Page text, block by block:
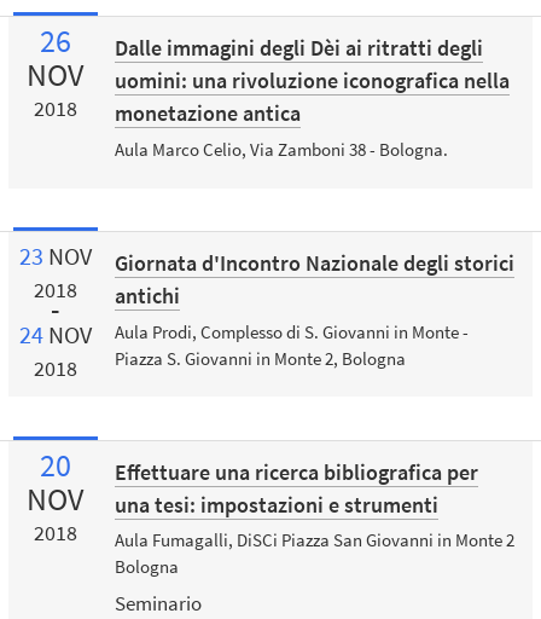
26
NOV
2018
Dalle immagini degli Dèi ai ritratti degli
uomini: una rivoluzione iconografica nella
monetazione antica
Aula Marco Celio, Via Zamboni 38 - Bologna.
23 NOV
2018
24 NOV
2018
Giornata d'Incontro Nazionale degli storici
antichi
Aula Prodi, Complesso di S. Giovanni in Monte -
Piazza S. Giovanni in Monte 2, Bologna
20
NOV
2018
Effettuare una ricerca bibliografica per
una tesi: impostazioni e strumenti
Aula Fumagalli, DiSCi Piazza San Giovanni in Monte 2
Bologna
Seminario